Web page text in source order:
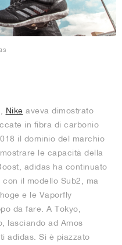
Nike aveva dimostrato
in fibra di carbonio
il dominio del marchio
le capacità della
adidas ha continuato
il modello Sub2, ma
e le Vaporfly
da fare. A Tokyo,
lasciando ad Amos
adidas. Si è piazzato